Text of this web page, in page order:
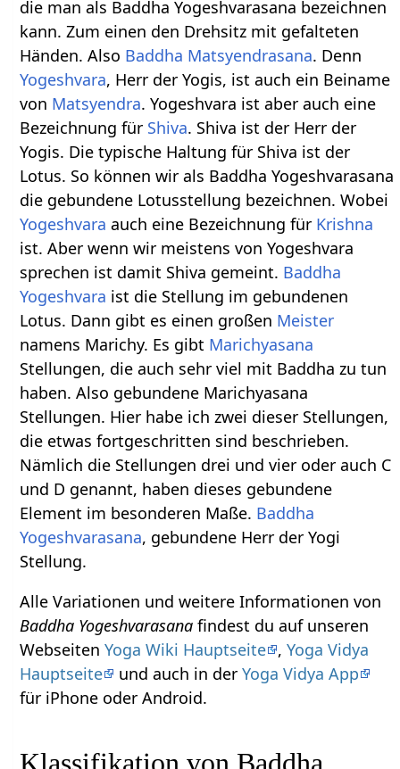
die man als Baddha Yogeshvarasana bezeichnen
kann. Zum einen den Drehsitz mit gefalteten
Händen. Also Baddha Matsyendrasana. Denn
Yogeshvara, Herr der Yogis, ist auch ein Beiname
von Matsyendra. Yogeshvara ist aber auch eine
Bezeichnung für Shiva. Shiva ist der Herr der
Yogis. Die typische Haltung für Shiva ist der
Lotus. So können wir als Baddha Yogeshvarasana
die gebundene Lotusstellung bezeichnen. Wobei
Yogeshvara auch eine Bezeichnung für Krishna
ist. Aber wenn wir meistens von Yogeshvara
sprechen ist damit Shiva gemeint. Baddha
Yogeshvara ist die Stellung im gebundenen
Lotus. Dann gibt es einen großen Meister
namens Marichy. Es gibt Marichyasana
Stellungen, die auch sehr viel mit Baddha zu tun
haben. Also gebundene Marichyasana
Stellungen. Hier habe ich zwei dieser Stellungen,
die etwas fortgeschritten sind beschrieben.
Nämlich die Stellungen drei und vier oder auch C
und D genannt, haben dieses gebundene
Element im besonderen Maße. Baddha
Yogeshvarasana, gebundene Herr der Yogi
Stellung.
Alle Variationen und weitere Informationen von
Baddha Yogeshvarasana findest du auf unseren
WebseitenYoga Wiki Hauptseite ,Yoga Vidya
Hauptseite
und auch in derYoga Vidya App
für iPhone oder Android.